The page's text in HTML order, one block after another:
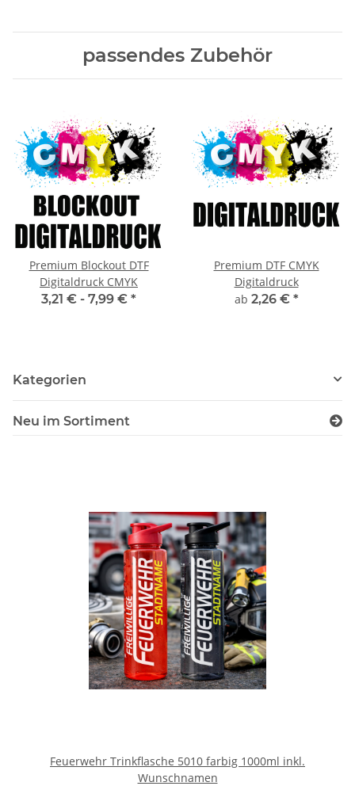
passendes Zubehör
Premium Blockout DTF
Digitaldruck CMYK
3,21 € - 7,99 € *
Premium DTF CMYK
Digitaldruck
ab 2,26 € *
Kategorien
Neu im Sortiment
Feuerwehr Trinkflasche 5010 farbig 1000ml inkl.
Wunschnamen